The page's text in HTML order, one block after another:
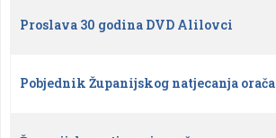
Proslava 30 godina DVD Alilovci
Pobjednik Županijskog natjecanja orača